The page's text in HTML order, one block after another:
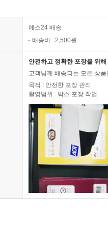
예스24 배송
배송비 : 2,500원
안전하고 정확한 포장을 위
고객님께 배송되는 모든 상
목적 : 안전한 포장 관리
촬영범위 : 박스 포장 작업